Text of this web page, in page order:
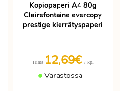
Kopiopaperi A4 80g
Clairefontaine evercopy
prestige kierrätyspaperi
Hinta 12,69€ / kpl
Varastossa